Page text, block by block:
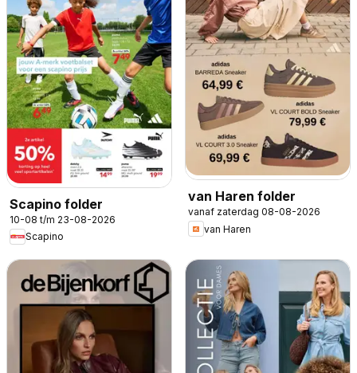
Scapino folder
10-08 t/m 23-08-2026
Scapino
van Haren folder
vanaf zaterdag 08-08-2026
van Haren